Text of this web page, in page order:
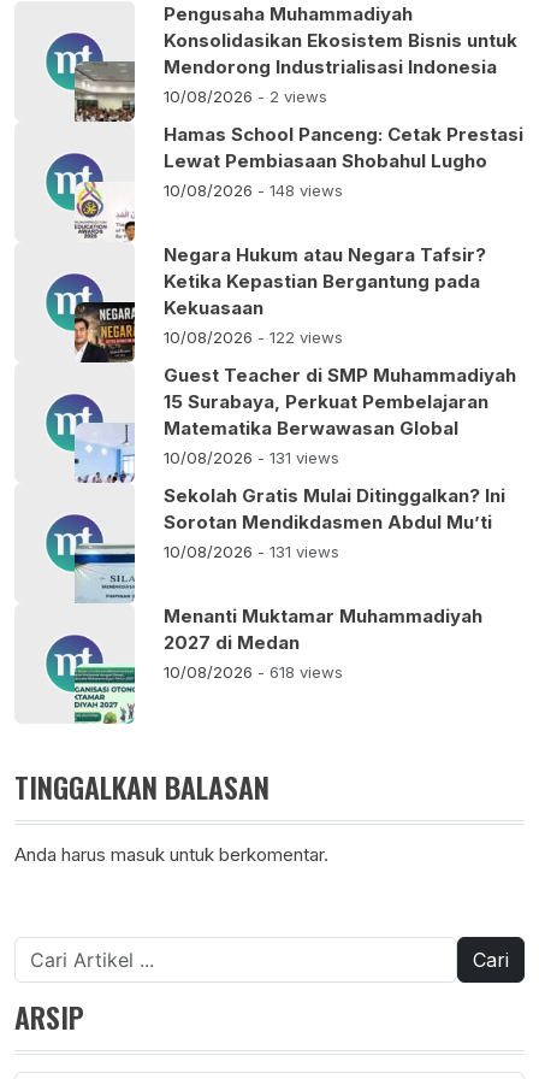
Pengusaha Muhammadiyah
Konsolidasikan Ekosistem Bisnis untuk
Mendorong Industrialisasi Indonesia
10/08/2026 - 2 views
Hamas School Panceng: Cetak Prestasi
Lewat Pembiasaan Shobahul Lugho
10/08/2026 - 148 views
Negara Hukum atau Negara Tafsir?
Ketika Kepastian Bergantung pada
Kekuasaan
10/08/2026 - 122 views
Guest Teacher di SMP Muhammadiyah
15 Surabaya, Perkuat Pembelajaran
Matematika Berwawasan Global
10/08/2026 - 131 views
Sekolah Gratis Mulai Ditinggalkan? Ini
Sorotan Mendikdasmen Abdul Mu’ti
10/08/2026 - 131 views
Menanti Muktamar Muhammadiyah
2027 di Medan
10/08/2026 - 618 views
TINGGALKAN BALASAN
Anda harus masuk untuk berkomentar.
Cari
untuk:
ARSIP